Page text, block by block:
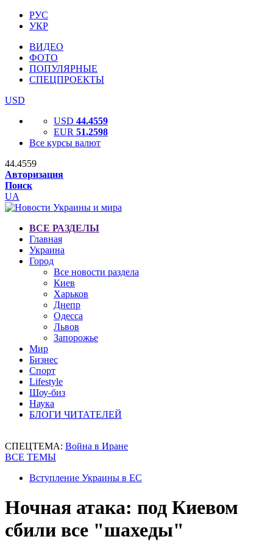
РУС
УКР
ВИДЕО
ФОТО
ПОПУЛЯРНЫЕ
СПЕЦПРОЕКТЫ
USD
USD 44.4559
EUR 51.2598
Все курсы валют
44.4559
Авторизация
Поиск
UA
ВСЕ РАЗДЕЛЫ
Главная
Украина
Город
Все новости раздела
Киев
Харьков
Днепр
Одесса
Львов
Запорожье
Мир
Бизнес
Спорт
Lifestyle
Шоу-биз
Наука
БЛОГИ ЧИТАТЕЛЕЙ
СПЕЦТЕМА: Война в Иране
ВСЕ ТЕМЫ
Вступление Украины в ЕС
Ночная атака: под Киевом
сбили все "шахеды"